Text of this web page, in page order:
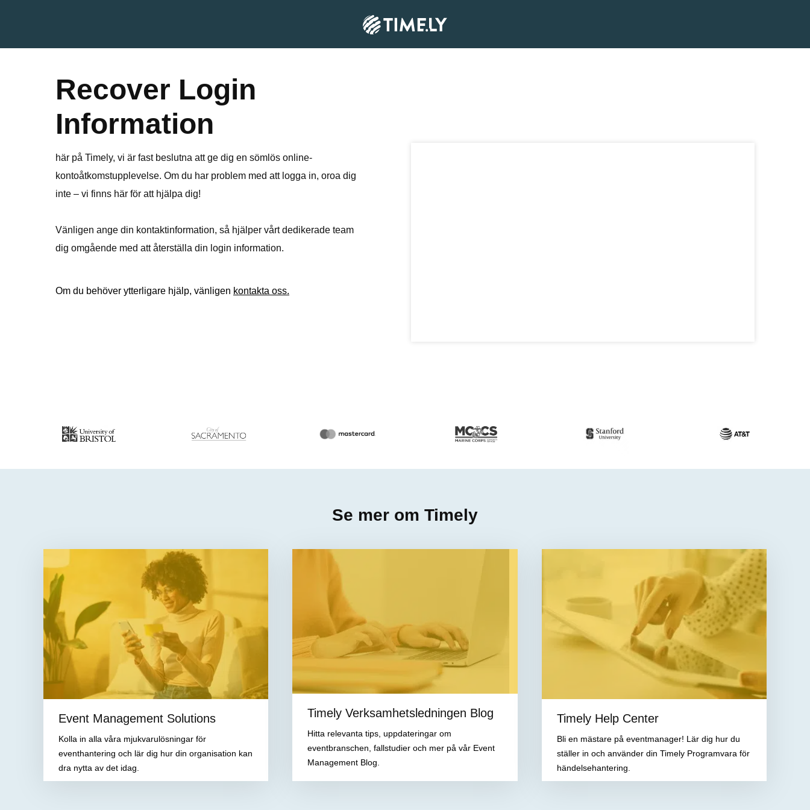
Recover Login
Information
här på Timely, vi är fast beslutna att ge dig en sömlös online-
kontoåtkomstupplevelse. Om du har problem med att logga in, oroa dig
inte – vi finns här för att hjälpa dig!
Vänligen ange din kontaktinformation, så hjälper vårt dedikerade team
dig omgående med att återställa din login information.
Om du behöver ytterligare hjälp, vänligen kontakta oss.
Se mer om Timely
Event Management Solutions
Kolla in alla våra mjukvarulösningar för
eventhantering och lär dig hur din organisation kan
dra nytta av det idag.
Timely Verksamhetsledningen Blog
Hitta relevanta tips, uppdateringar om
eventbranschen, fallstudier och mer på vår Event
Management Blog.
Timely Help Center
Bli en mästare på eventmanager! Lär dig hur du
ställer in och använder din Timely Programvara för
händelsehantering.